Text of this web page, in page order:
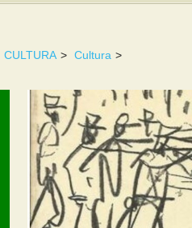
CULTURA > Cultura >